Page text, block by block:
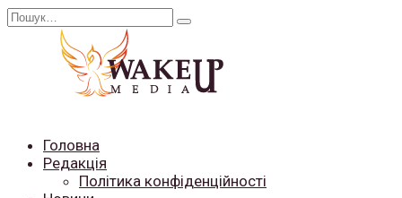
Перейти
Search
Головна
Редакція
Політика конфіденційності